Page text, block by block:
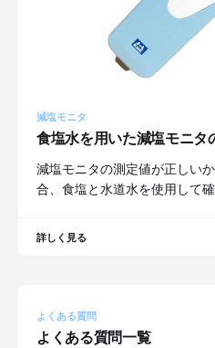
減塩モニタ
食塩水を用いた減塩モニタ
減塩モニタの測定値が正しい
合、食塩と水道水を使用して
詳しく見る
よくある質問
よくある質問一覧